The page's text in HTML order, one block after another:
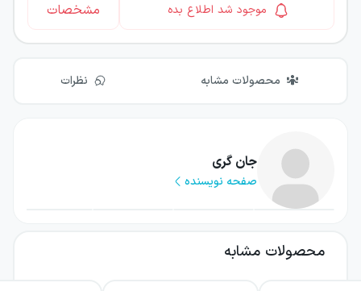
موجود شد اطلاع بده مشخصات
محصولات مشابه نظرات
جان گری
صفحه نویسنده
محصولات مشابه